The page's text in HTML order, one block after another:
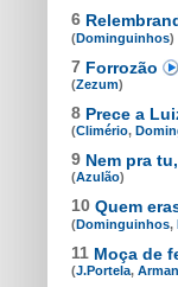
6
(Dominguinhos)
7 Forrozão
(Zezum)
8 Prece a
(Climério,
9 Nem pra
(Azulão)
10 Quem
(Dominguinhos,
11 Moça de
(J.Portela,